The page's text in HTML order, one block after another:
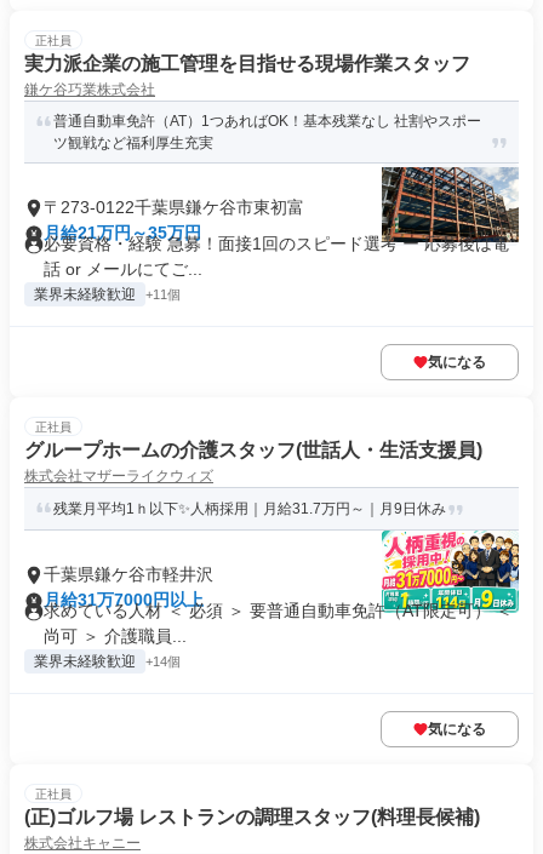
正社員
実力派企業の施工管理を目指せる現場作業スタッフ
鎌ケ谷巧業株式会社
普通自動車免許（AT）1つあればOK！基本残業なし 社割やスポー
ツ観戦など福利厚生充実
〒273-0122千葉県鎌ケ谷市東初富
月給21万円～35万円
必要資格・経験 急募！面接1回のスピード選考 ー 応募後は電
話 or メールにてご...
業界未経験歓迎 +11個
気になる
正社員
グループホームの介護スタッフ(世話人・生活支援員)
株式会社マザーライクウィズ
残業月平均1ｈ以下✨人柄採用｜月給31.7万円～｜月9日休み
千葉県鎌ケ谷市軽井沢
月給31万7000円以上
求めている人材 ＜ 必須 ＞ 要普通自動車免許（AT限定可） ＜
尚可 ＞ 介護職員...
業界未経験歓迎 +14個
気になる
正社員
(正)ゴルフ場 レストランの調理スタッフ(料理長候補)
株式会社キャニー